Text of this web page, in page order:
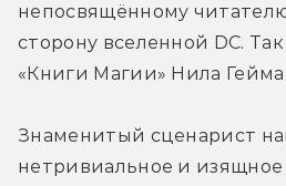
непосвящённому
сторону вселенной DC.
«Книги Магии» Нила
Знаменитый сценарист
нетривиальное и